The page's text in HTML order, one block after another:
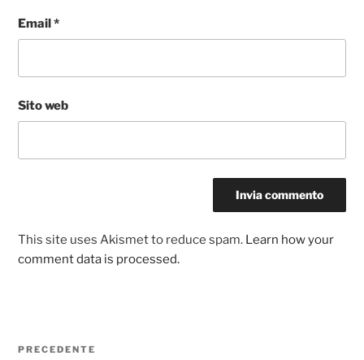
Email*
Sito web
This site uses Akismet to reduce spam. Learn how your
comment data is processed.
Navigazione
Articolo
PRECEDENTE